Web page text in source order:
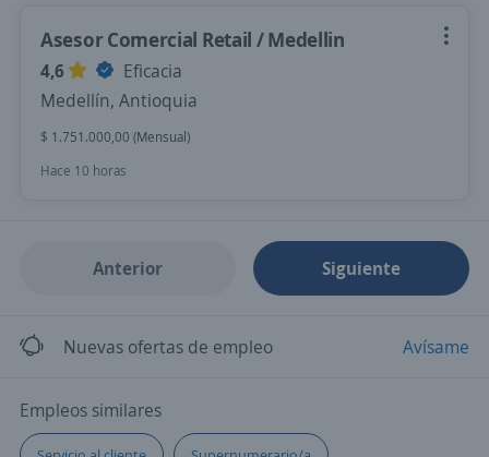
Asesor Comercial Retail / Medellin
4,6
Eficacia
Medellín, Antioquia
$ 1.751.000,00 (Mensual)
Hace 10 horas
Anterior Siguiente
Nuevas ofertas de empleo Avísame
Empleos similares